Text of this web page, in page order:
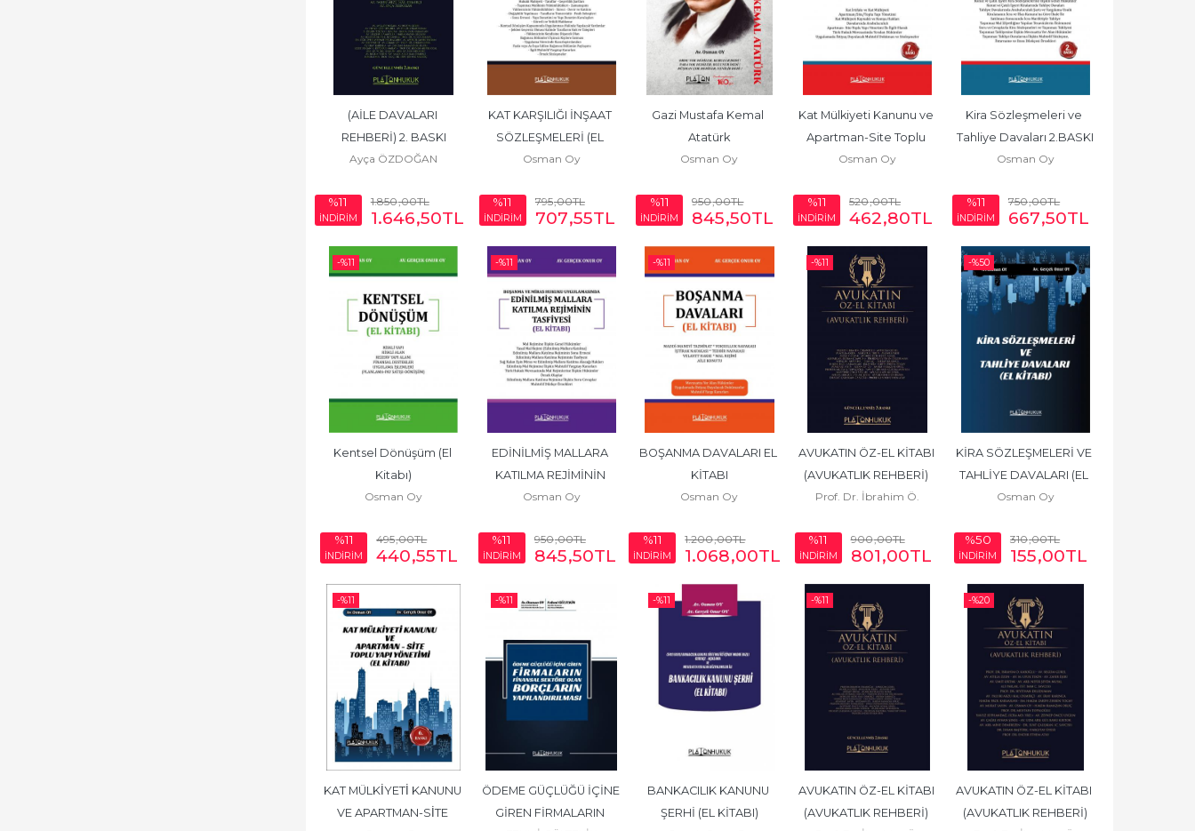
(AİLE DAVALARI
REHBERİ) 2. BASKI
Ayça ÖZDOĞAN
%11
İNDİRİM
1.850,00TL
1.646,50TL
KAT KARŞILIĞI İNŞAAT
SÖZLEŞMELERİ (EL
KİTABI)
Osman Oy
%11
İNDİRİM
795,00TL
707,55TL
Gazi Mustafa Kemal
Atatürk
Osman Oy
%11
İNDİRİM
950,00TL
845,50TL
Kat Mülkiyeti Kanunu ve
Apartman-Site Toplu
Yapı Yönetimi 7.BASKI
Osman Oy
%11
İNDİRİM
520,00TL
462,80TL
Kira Sözleşmeleri ve
Tahliye Davaları 2.BASKI
Osman Oy
%11
İNDİRİM
750,00TL
667,50TL
-%11
Kentsel Dönüşüm (El
Kitabı)
Osman Oy
%11
İNDİRİM
495,00TL
440,55TL
-%11
EDİNİLMİŞ MALLARA
KATILMA REJİMİNİN
TASFİYESİ (EL KİTABI)
Osman Oy
%11
İNDİRİM
950,00TL
845,50TL
-%11
BOŞANMA DAVALARI EL
KİTABI
Osman Oy
%11
İNDİRİM
1.200,00TL
1.068,00TL
-%11
AVUKATIN ÖZ-EL KİTABI
(AVUKATLIK REHBERİ)
3.BASKI
Prof. Dr. İbrahim Ö.
%11
İNDİRİM
900,00TL
801,00TL
-%50
KİRA SÖZLEŞMELERİ VE
TAHLİYE DAVALARI (EL
KİTABI)
Osman Oy
%50
İNDİRİM
310,00TL
155,00TL
-%11
KAT MÜLKİYETİ KANUNU
VE APARTMAN-SİTE
-%11
ÖDEME GÜÇLÜĞÜ İÇİNE
GİREN FİRMALARIN
-%11
BANKACILIK KANUNU
ŞERHİ (EL KİTABI)
-%11
AVUKATIN ÖZ-EL KİTABI
(AVUKATLIK REHBERİ)
-%20
AVUKATIN ÖZ-EL KİTABI
(AVUKATLIK REHBERİ)